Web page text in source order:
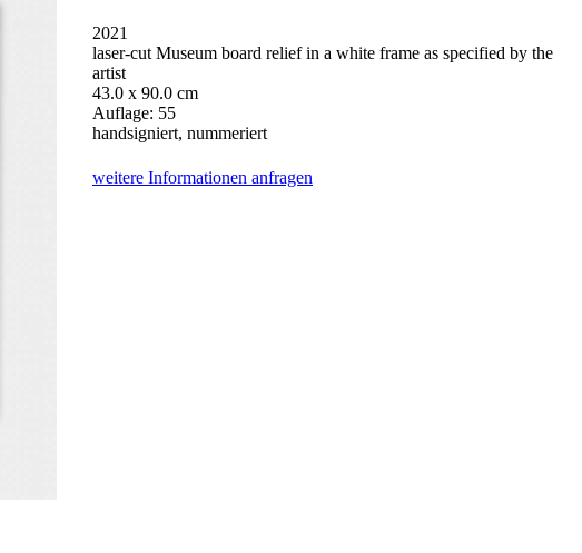
2021
laser-cut Museum board relief in a white frame as specified by the
artist
43.0 x 90.0 cm
Auflage: 55
handsigniert, nummeriert
weitere Informationen anfragen